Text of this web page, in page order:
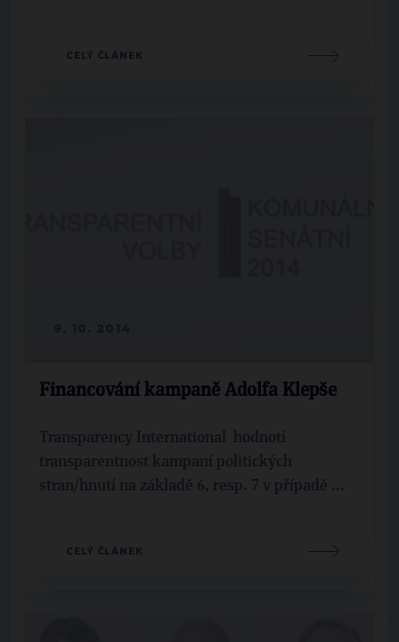
CELÝ ČLÁNEK
Financování kampaně Adolfa Klepše
Transparency International hodnotí
transparentnost kampaní politických
stran/hnutí na základě 6, resp. 7 v případě ...
CELÝ ČLÁNEK